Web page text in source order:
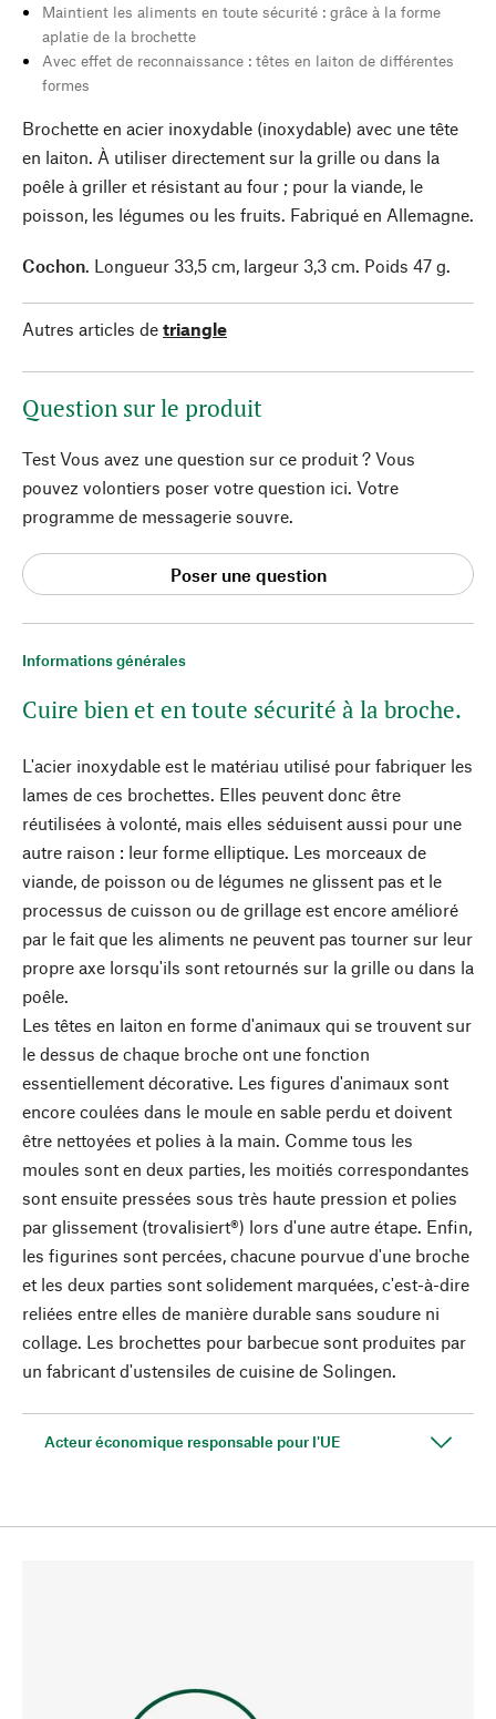
Informations générales
Cuire bien et en toute sécurité à la broche.
L'acier inoxydable est le matériau utilisé pour fabriquer les
lames de ces brochettes. Elles peuvent donc être
réutilisées à volonté, mais elles séduisent aussi pour une
autre raison : leur forme elliptique. Les morceaux de
viande, de poisson ou de légumes ne glissent pas et le
processus de cuisson ou de grillage est encore amélioré
par le fait que les aliments ne peuvent pas tourner sur leur
propre axe lorsqu'ils sont retournés sur la grille ou dans la
poêle.
Les têtes en laiton en forme d'animaux qui se trouvent sur
le dessus de chaque broche ont une fonction
essentiellement décorative. Les figures d'animaux sont
encore coulées dans le moule en sable perdu et doivent
être nettoyées et polies à la main. Comme tous les
moules sont en deux parties, les moitiés correspondantes
sont ensuite pressées sous très haute pression et polies
par glissement (trovalisiert®) lors d'une autre étape. Enfin,
les figurines sont percées, chacune pourvue d'une broche
et les deux parties sont solidement marquées, c'est-à-dire
reliées entre elles de manière durable sans soudure ni
collage. Les brochettes pour barbecue sont produites par
un fabricant d'ustensiles de cuisine de Solingen.
Acteur économique responsable pour l'UE
Maintient les aliments en toute sécurité : grâce à la forme
aplatie de la brochette
Avec effet de reconnaissance : têtes en laiton de différentes
formes
Brochette en acier inoxydable (inoxydable) avec une tête
en laiton. À utiliser directement sur la grille ou dans la
poêle à griller et résistant au four ; pour la viande, le
poisson, les légumes ou les fruits. Fabriqué en Allemagne.
Cochon. Longueur 33,5 cm, largeur 3,3 cm. Poids 47 g.
Autres articles de triangle
Question sur le produit
Test Vous avez une question sur ce produit ? Vous
pouvez volontiers poser votre question ici. Votre
programme de messagerie souvre.
Poser une question